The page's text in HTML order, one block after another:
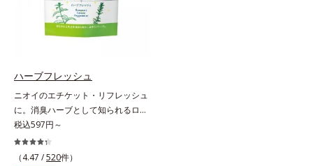
います。ネイルケア成分を6種(*2)
も配合し、爪をいたわる仕様です。
質感によって異なる魅力を楽しめる
る「ベースコート」と組み合わせる
ことで、いろいろな表情を楽しめま
す。*1 見たままの発色が叶う処方
＝ジメチコン、ステアロイルグルタ
ミン酸2Na、水酸化Al *2 レモング
ラス葉/茎エキス、マンダリンオレ
ハーブフレッシュ
ニオイのエチケット・リフレッシュ
に。消臭ハーブとして知られるロー
ズマリー抽出物に、ペパーミントオ
イル、レモンオイルを加えた3つの
成分の働きで、臭いをカバー。レモ
税込597円～
（4.47 /520件）